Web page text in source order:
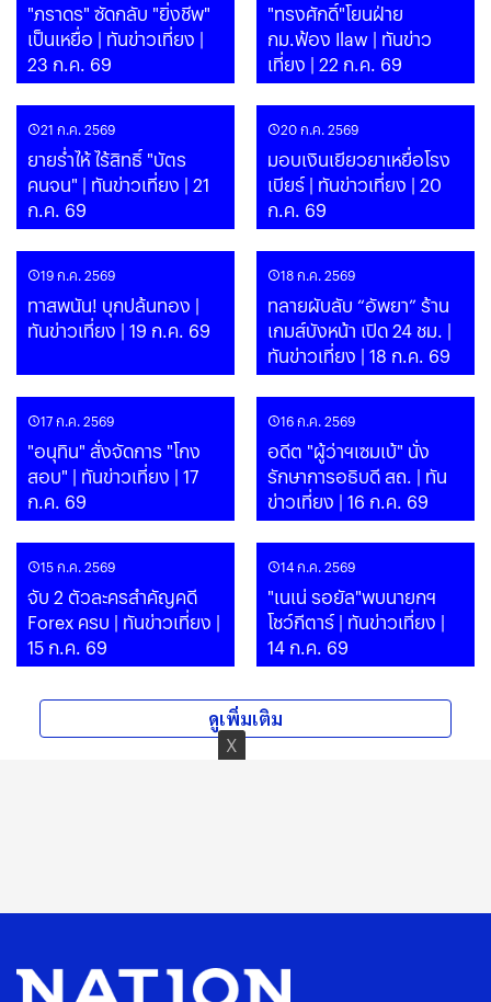
"ภราดร" ซัดกลับ "ยิ่งชีพ"
เป็นเหยื่อ | ทันข่าวเที่ยง |
23 ก.ค. 69
"ทรงศักดิ์"โยนฝ่าย
กม.ฟ้อง Ilaw | ทันข่าว
เที่ยง | 22 ก.ค. 69
21 ก.ค. 2569
ยายร่ำไห้ ไร้สิทธิ์ "บัตร
คนจน" | ทันข่าวเที่ยง | 21
ก.ค. 69
20 ก.ค. 2569
มอบเงินเยียวยาเหยื่อโรง
เบียร์ | ทันข่าวเที่ยง | 20
ก.ค. 69
19 ก.ค. 2569
ทาสพนัน! บุกปล้นทอง |
ทันข่าวเที่ยง | 19 ก.ค. 69
18 ก.ค. 2569
ทลายผับลับ “อัพยา” ร้าน
เกมส์บังหน้า เปิด 24 ชม. |
ทันข่าวเที่ยง | 18 ก.ค. 69
17 ก.ค. 2569
"อนุทิน" สั่งจัดการ "โกง
สอบ" | ทันข่าวเที่ยง | 17
ก.ค. 69
16 ก.ค. 2569
อดีต "ผู้ว่าฯเซมเบ้" นั่ง
รักษาการอธิบดี สถ. | ทัน
ข่าวเที่ยง | 16 ก.ค. 69
15 ก.ค. 2569
จับ 2 ตัวละครสำคัญคดี
Forex ครบ | ทันข่าวเที่ยง |
15 ก.ค. 69
14 ก.ค. 2569
"เนเน่ รอยัล"พบนายกฯ
โชว์กีตาร์ | ทันข่าวเที่ยง |
14 ก.ค. 69
ดูเพิ่มเติม